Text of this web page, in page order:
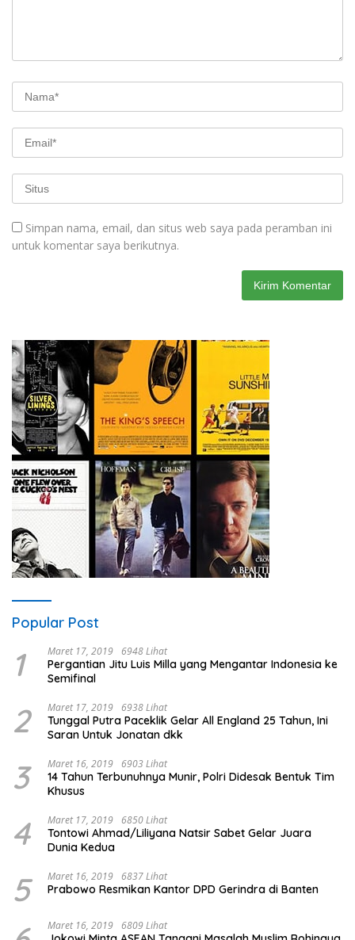
Simpan nama, email, dan situs web saya pada peramban ini
untuk komentar saya berikutnya.
Popular Post
1 Maret 17, 2019 6948 Lihat
Pergantian Jitu Luis Milla yang Mengantar Indonesia ke
Semifinal
2 Maret 17, 2019 6938 Lihat
Tunggal Putra Paceklik Gelar All England 25 Tahun, Ini
Saran Untuk Jonatan dkk
3 Maret 16, 2019 6903 Lihat
14 Tahun Terbunuhnya Munir, Polri Didesak Bentuk Tim
Khusus
4 Maret 17, 2019 6850 Lihat
Tontowi Ahmad/Liliyana Natsir Sabet Gelar Juara
Dunia Kedua
5 Maret 16, 2019 6837 Lihat
Prabowo Resmikan Kantor DPD Gerindra di Banten
Maret 16, 2019 6809 Lihat